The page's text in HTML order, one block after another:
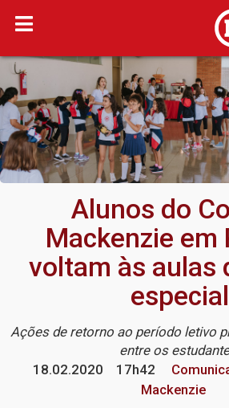
Alunos do
Mackenzie em
voltam às aulas
especial
Ações de retorno ao período letivo
entre os
18.02.2020
17h42
Mackenzie